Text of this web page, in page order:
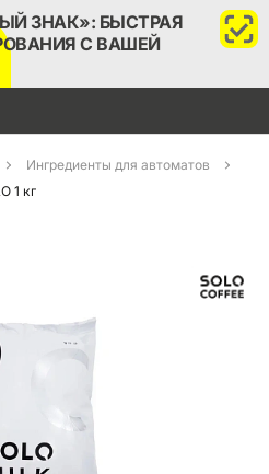
ЗНАК»: БЫСТРАЯ
С ВАШЕЙ
Ингредиенты для автоматов
1 кг